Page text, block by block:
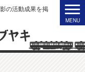
の活動成果を掲